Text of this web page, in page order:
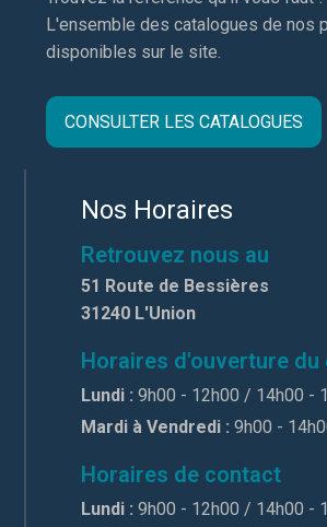
L'ensemble des catalogues de nos
disponibles sur le site.
CONSULTER LES CATALOGUES
Nos Horaires
Retrouvez nous au
51 Route de Bessières
31240 L'Union
Horaires d'ouverture du
Lundi : 9h00 - 12h00 / 14h00 -
Mardi à Vendredi : 9h00 -
Horaires de contact
Lundi : 9h00 - 12h00 / 14h00 -